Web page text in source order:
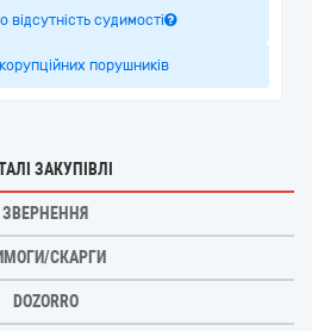
відсутність судимості
порушників
ЗАКУПІВЛІ
ЗВЕРНЕННЯ
СКАРГИ
DOZORRO